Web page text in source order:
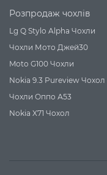
Розпродаж чохлів
Lg Q Stylo Alpha Чохли
Чохли Мото Джей30
Moto G100 Чохли
Nokia 9.3 Pureview Чохол
Чохли Оппо А53
Nokia X71 Чохол